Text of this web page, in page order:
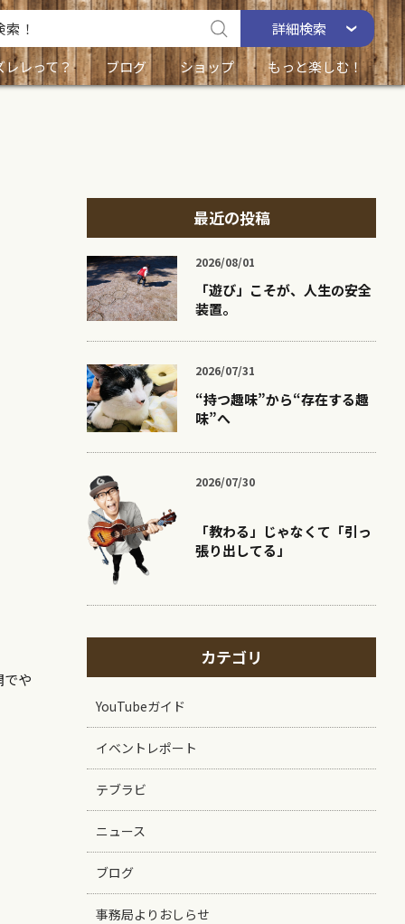
詳細検索
レレって？
ブログ ショップ もっと楽しむ！
でや
最近の投稿
2026/08/01
「遊び」こそが、人生の安全
装置。
2026/07/31
“持つ趣味”から“存在する趣
味”へ
2026/07/30
「教わる」じゃなくて「引っ
張り出してる」
カテゴリ
YouTubeガイド
イベントレポート
テブラビ
ニュース
ブログ
事務局よりおしらせ